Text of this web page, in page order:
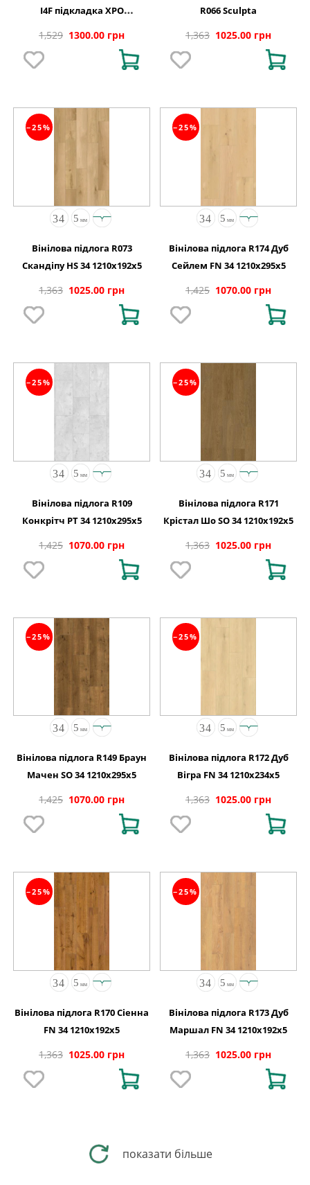
I4F підкладка XPO
1,529 1300.00 грн
R066 Sculpta
1,363 1025.00 грн
−25%
Вінілова підлога R073
Скандіпу HS 34 1210x192x5
1,363 1025.00 грн
−25%
Вінілова підлога R174 Дуб
Сейлем FN 34 1210x295x5
1,425 1070.00 грн
−25%
Вінілова підлога R109
Конкрітч PT 34 1210x295x5
1,425 1070.00 грн
−25%
Вінілова підлога R171
Крістал Шо SO 34 1210x192x5
1,363 1025.00 грн
−25%
Вінілова підлога R149 Браун
Мачен SO 34 1210x295x5
1,425 1070.00 грн
−25%
Вінілова підлога R172 Дуб
Вігра FN 34 1210x234x5
1,363 1025.00 грн
−25%
Вінілова підлога R170 Сіенна
FN 34 1210x192x5
1,363 1025.00 грн
−25%
Вінілова підлога R173 Дуб
Маршал FN 34 1210x192x5
1,363 1025.00 грн
показати більше